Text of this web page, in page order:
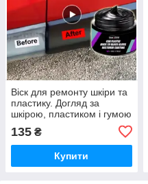
Віск для ремонту шкіри та
пластику. Догляд за
шкірою, пластиком і гумою
Воск + губка
135 ₴
Купити